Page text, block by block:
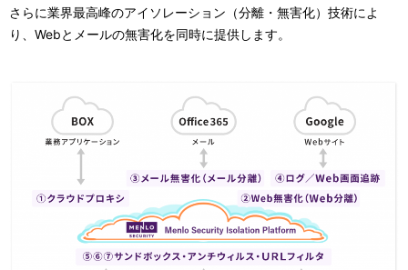
さらに業界最高峰のアイソレーション（分離・無害化）技術によ
り、Webとメールの無害化を同時に提供します。